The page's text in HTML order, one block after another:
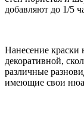
добавляют до 1/5
Нанесение краски
декоративной,
различные
имеющие свои